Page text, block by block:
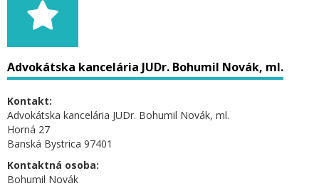
Advokátska kancelária JUDr. Bohumil Novák, ml.
Kontakt:
Advokátska kancelária JUDr. Bohumil Novák, ml.
Horná 27
Banská Bystrica 97401
Kontaktná osoba:
Bohumil Novák